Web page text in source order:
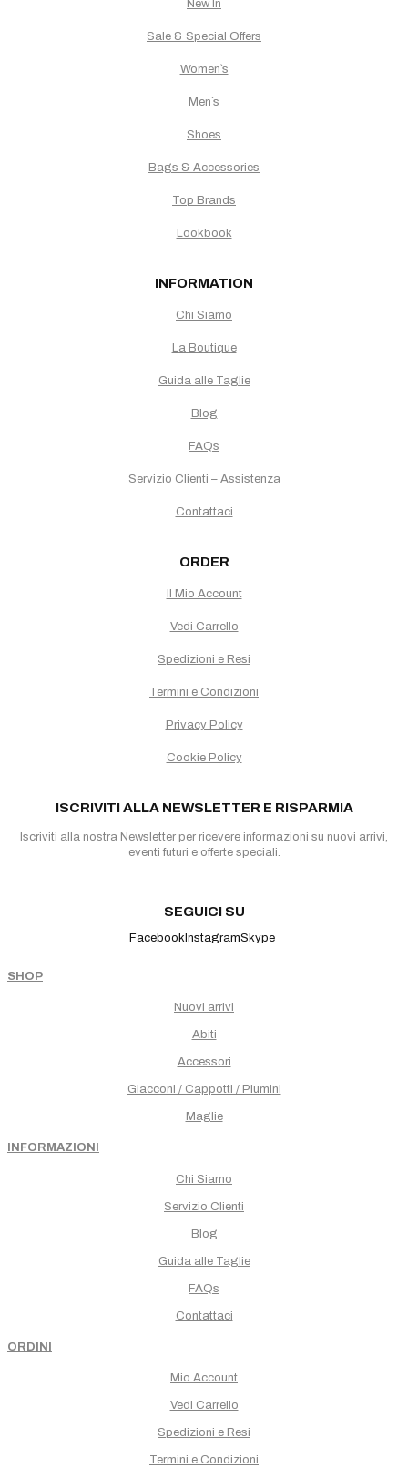
New In
Sale & Special Offers
Women`s
Men`s
Shoes
Bags & Accessories
Top Brands
Lookbook
INFORMATION
Chi Siamo
La Boutique
Guida alle Taglie
Blog
FAQs
Servizio Clienti – Assistenza
Contattaci
ORDER
Il Mio Account
Vedi Carrello
Spedizioni e Resi
Termini e Condizioni
Privacy Policy
Cookie Policy
ISCRIVITI ALLA NEWSLETTER E RISPARMIA
Iscriviti alla nostra Newsletter per ricevere informazioni su nuovi arrivi,
eventi futuri e offerte speciali.
SEGUICI SU
FacebookInstagramSkype
SHOP
Nuovi arrivi
Abiti
Accessori
Giacconi / Cappotti / Piumini
Maglie
INFORMAZIONI
Chi Siamo
Servizio Clienti
Blog
Guida alle Taglie
FAQs
Contattaci
ORDINI
Mio Account
Vedi Carrello
Spedizioni e Resi
Termini e Condizioni